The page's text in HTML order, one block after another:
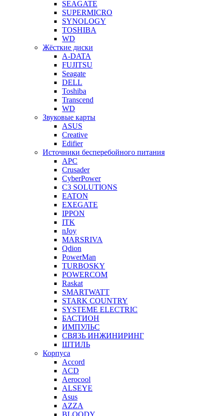
SEAGATE
SUPERMICRO
SYNOLOGY
TOSHIBA
WD
Жёсткие диски
A-DATA
FUJITSU
Seagate
DELL
Toshiba
Transcend
WD
Звуковые карты
ASUS
Creative
Edifier
Источники бесперебойного питания
APC
Crusader
CyberPower
C3 SOLUTIONS
EATON
EXEGATE
IPPON
ITK
nJoy
MARSRIVA
Qdion
PowerMan
TURBOSKY
POWERCOM
Raskat
SMARTWATT
STARK COUNTRY
SYSTEME ELECTRIC
БАСТИОН
ИМПУЛЬС
СВЯЗЬ ИНЖИНИРИНГ
ШТИЛЬ
Корпуса
Accord
ACD
Aerocool
ALSEYE
Asus
AZZA